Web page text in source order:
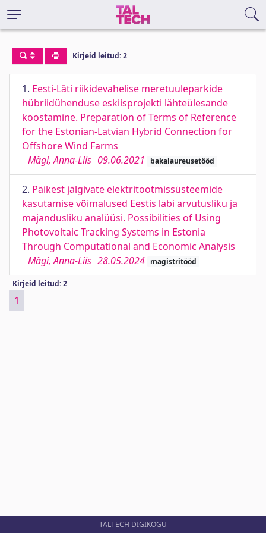
Kirjeid leitud: 2
1. Eesti-Läti riikidevahelise meretuuleparkide
hübriidühenduse eskiisprojekti lähteülesande
koostamine. Preparation of Terms of Reference
for the Estonian-Latvian Hybrid Connection for
Offshore Wind Farms
Mägi, Anna-Liis 09.06.2021 bakalaureusetööd
2. Päikest jälgivate elektritootmissüsteemide
kasutamise võimalused Eestis läbi arvutusliku ja
majandusliku analüüsi. Possibilities of Using
Photovoltaic Tracking Systems in Estonia
Through Computational and Economic Analysis
Mägi, Anna-Liis 28.05.2024 magistritööd
Kirjeid leitud: 2
1
TALTECH DIGIKOGU